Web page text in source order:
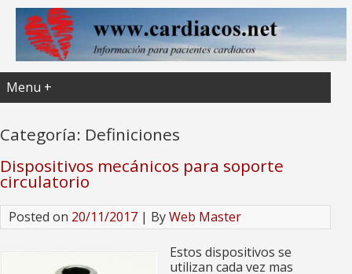
Menu +
Categoría: Definiciones
Dispositivos mecánicos para soporte
circulatorio
Posted on 20/11/2017 | ByWeb Master
Estos dispositivos se
utilizan cada vez mas